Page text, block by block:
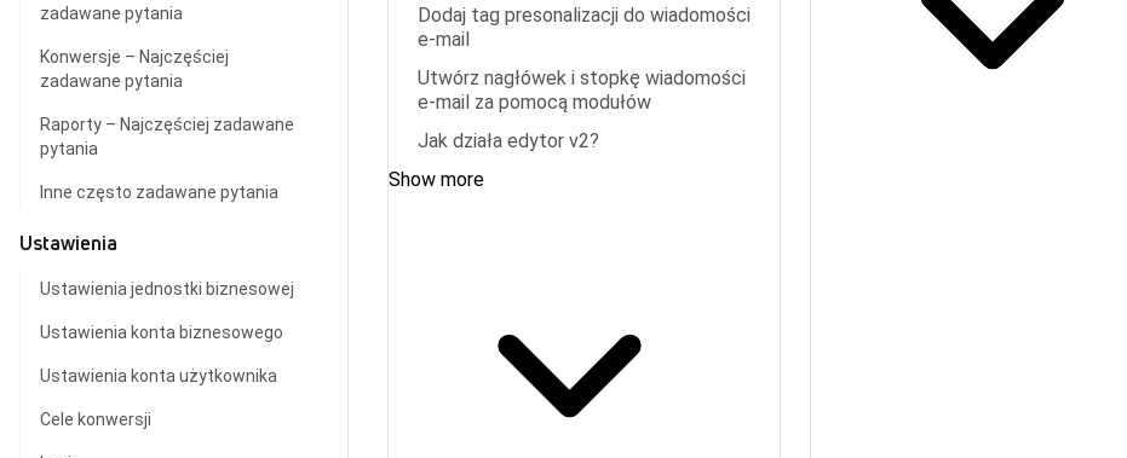
zadawane pytania
Konwersje – Najczęściej
zadawane pytania
Raporty – Najczęściej zadawane
pytania
Inne często zadawane pytania
Ustawienia
Ustawienia jednostki biznesowej
Ustawienia konta biznesowego
Ustawienia konta użytkownika
Cele konwersji
Dodaj tag presonalizacji do wiadomości
e-mail
Utwórz nagłówek i stopkę wiadomości
e-mail za pomocą modułów
Jak działa edytor v2?
Show more